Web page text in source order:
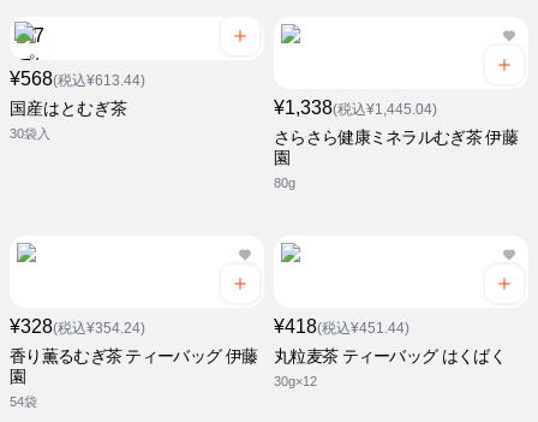
¥568(税込¥613.44)
国産はとむぎ茶
30袋入
¥1,338(税込¥1,445.04)
さらさら健康ミネラルむぎ茶 伊藤
園
80g
¥328(税込¥354.24)
香り薫るむぎ茶 ティーバッグ 伊藤
園
54袋
¥418(税込¥451.44)
丸粒麦茶 ティーバッグ はくばく
30g×12